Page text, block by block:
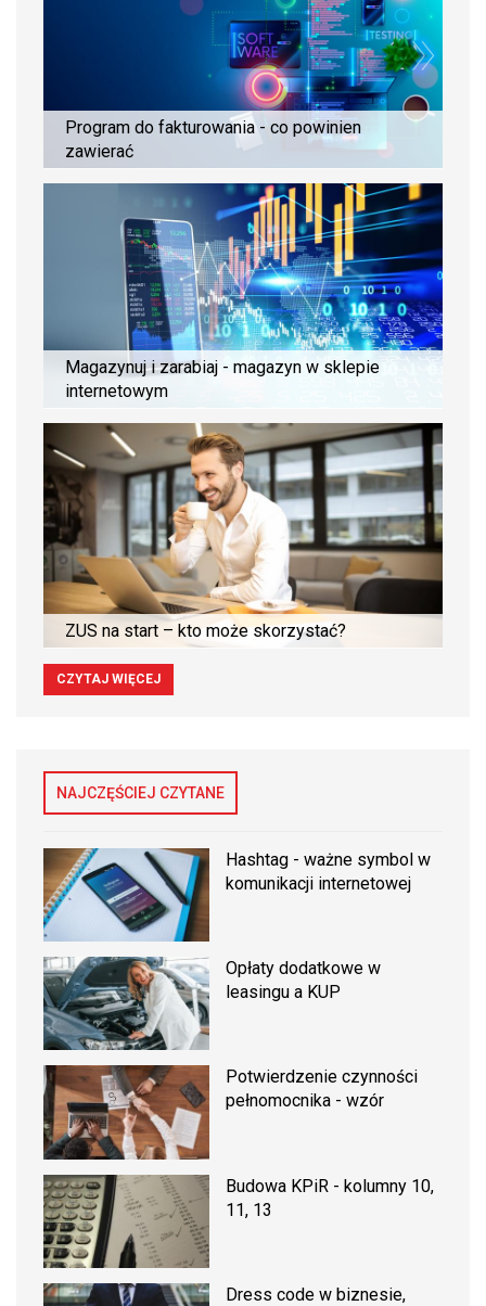
Program do fakturowania - co powinien
zawierać
Magazynuj i zarabiaj - magazyn w sklepie
internetowym
ZUS na start – kto może skorzystać?
CZYTAJ WIĘCEJ
NAJCZĘŚCIEJ CZYTANE
Hashtag - ważne symbol w
komunikacji internetowej
Opłaty dodatkowe w
leasingu a KUP
Potwierdzenie czynności
pełnomocnika - wzór
Budowa KPiR - kolumny 10,
11, 13
Dress code w biznesie,